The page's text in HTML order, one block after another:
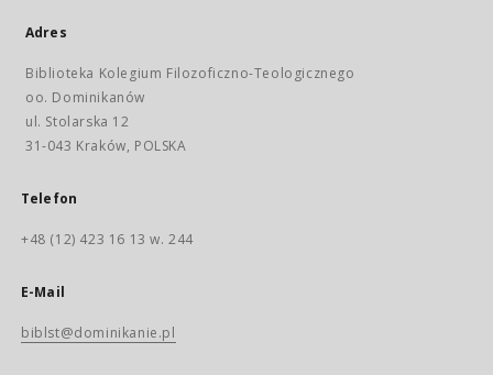
Adres
Biblioteka Kolegium Filozoficzno-Teologicznego
oo. Dominikanów
ul. Stolarska 12
31-043 Kraków, POLSKA
Telefon
+48 (12) 423 16 13 w. 244
E-Mail
biblst@dominikanie.pl